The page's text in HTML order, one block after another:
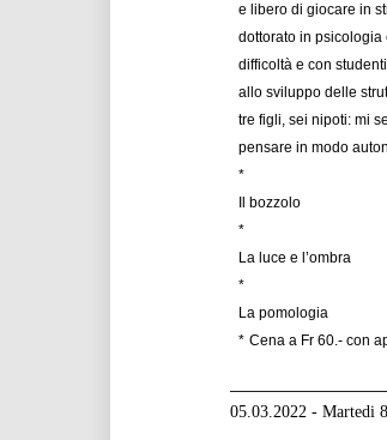
e libero di giocare in
dottorato in
difficoltà e con
allo sviluppo delle
tre figli, sei nipoti: mi
pensare in modo
*
Il bozzolo
*
La luce e l’ombra
*
La pomologia
* Cena a Fr 60.- con
05.03.2022 - Martedi